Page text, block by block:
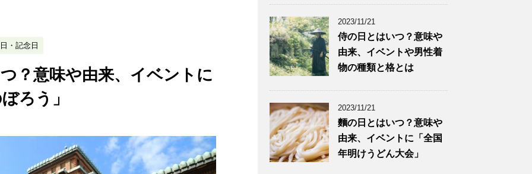
・記念日
？意味や由来、イベントに
ろう」
2023/11/21
侍の日とはいつ？意味や
由来、イベントや男性着
物の種類と格とは
2023/11/21
麵の日とはいつ？意味や
由来、イベントに「全国
年明けうどん大会」